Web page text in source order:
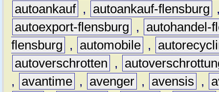
autoankauf , autoankauf-flensburg
autoexport-flensburg
,
autohandel-
flensburg
, automobile ,
autoverschrotten
,
,
avantime , avenger , avensis ,